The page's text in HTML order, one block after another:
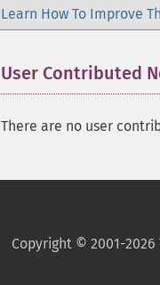
Learn How To Improve
User Contributed
There are no user
Copyright © 2001-